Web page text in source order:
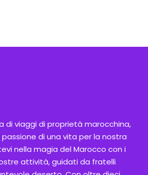
di viaggi di proprietà marocchina,
di una vita per la nostra
nella magia del Marocco con i
attività, guidati da fratelli